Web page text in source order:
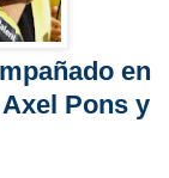
en
Pons y